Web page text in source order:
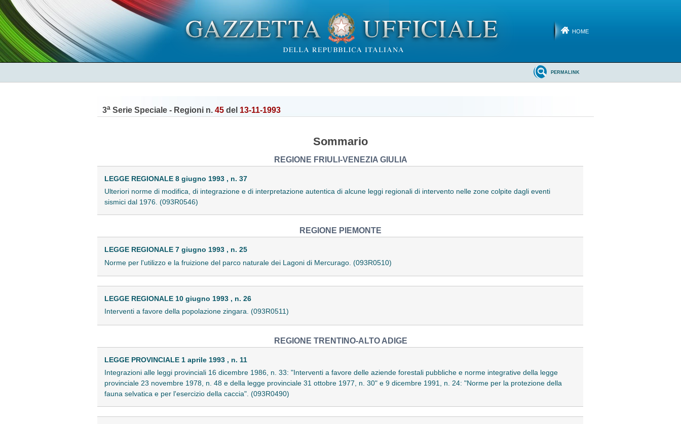
HOME
PERMALINK
3a Serie Speciale - Regioni n. 45 del 13-11-1993
Sommario
REGIONE FRIULI-VENEZIA GIULIA
LEGGE REGIONALE 8 giugno 1993 , n. 37
Ulteriori norme di modifica, di integrazione e di interpretazione autentica di alcune leggi regionali di intervento nelle zone colpite dagli eventi
sismici dal 1976. (093R0546)
REGIONE PIEMONTE
LEGGE REGIONALE 7 giugno 1993 , n. 25
Norme per l'utilizzo e la fruizione del parco naturale dei Lagoni di Mercurago. (093R0510)
LEGGE REGIONALE 10 giugno 1993 , n. 26
Interventi a favore della popolazione zingara. (093R0511)
REGIONE TRENTINO-ALTO ADIGE
LEGGE PROVINCIALE 1 aprile 1993 , n. 11
Integrazioni alle leggi provinciali 16 dicembre 1986, n. 33: "Interventi a favore delle aziende forestali pubbliche e norme integrative della legge
provinciale 23 novembre 1978, n. 48 e della legge provinciale 31 ottobre 1977, n. 30" e 9 dicembre 1991, n. 24: "Norme per la protezione della
fauna selvatica e per l'esercizio della caccia". (093R0490)